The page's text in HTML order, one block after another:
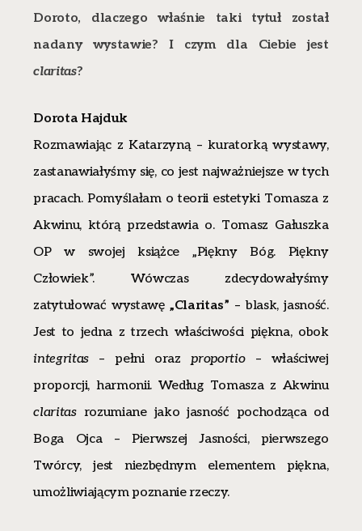
Doroto, dlaczego właśnie taki tytuł został
nadany wystawie? I czym dla Ciebie jest
claritas?
Dorota Hajduk
Rozmawiając z Katarzyną – kuratorką wystawy,
zastanawiałyśmy się, co jest najważniejsze w tych
pracach. Pomyślałam o teorii estetyki Tomasza z
Akwinu, którą przedstawia o. Tomasz Gałuszka
OP w swojej książce „Piękny Bóg. Piękny
Człowiek”. Wówczas zdecydowałyśmy
zatytułować wystawę „Claritas” – blask, jasność.
Jest to jedna z trzech właściwości piękna, obok
integritas – pełni orazproportio– właściwej
proporcji, harmonii. Według Tomasza z Akwinu
claritas rozumiane jako jasność pochodząca od
Boga Ojca – Pierwszej Jasności, pierwszego
Twórcy, jest niezbędnym elementem piękna,
umożliwiającym poznanie rzeczy.